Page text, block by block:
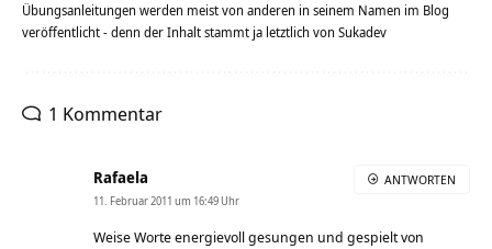
Übungsanleitungen werden meist von anderen in seinem Namen im Blog
veröffentlicht - denn der Inhalt stammt ja letztlich von Sukadev
1 Kommentar
Rafaela
11. Februar 2011 um 16:49 Uhr
Weise Worte energievoll gesungen und gespielt von
ANTWORTEN